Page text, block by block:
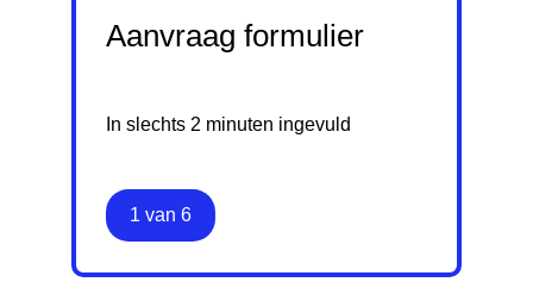
Aanvraag formulier
In slechts 2 minuten ingevuld
1 van 6